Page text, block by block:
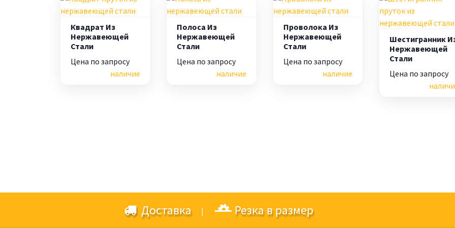
Квадрат Из
Нержавеющей
Стали
Цена по запросу
наличие
Полоса Из
Нержавеющей
Стали
Цена по запросу
наличие
Проволока Из
Нержавеющей
Стали
Цена по запросу
наличие
Шестигранник
Нержавеющей
Стали
Цена по запросу
Доставка| Резка в размер